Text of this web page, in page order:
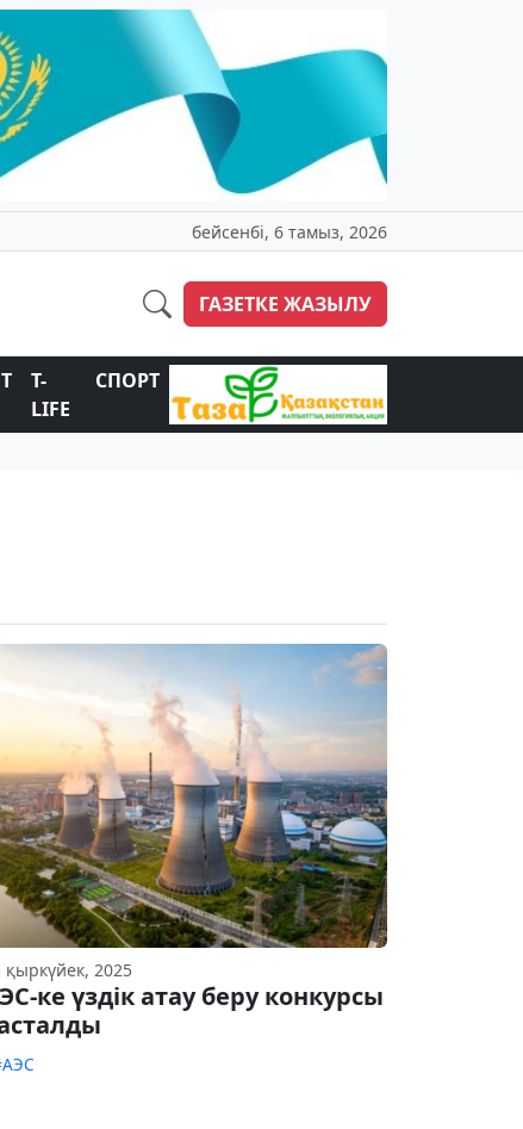
бейсенбі, 6 тамыз, 2026
ГАЗЕТКЕ ЖАЗЫЛУ
T-
LIFE
СПОРТ
қыркүйек, 2025
ке үздік атау беру конкурсы